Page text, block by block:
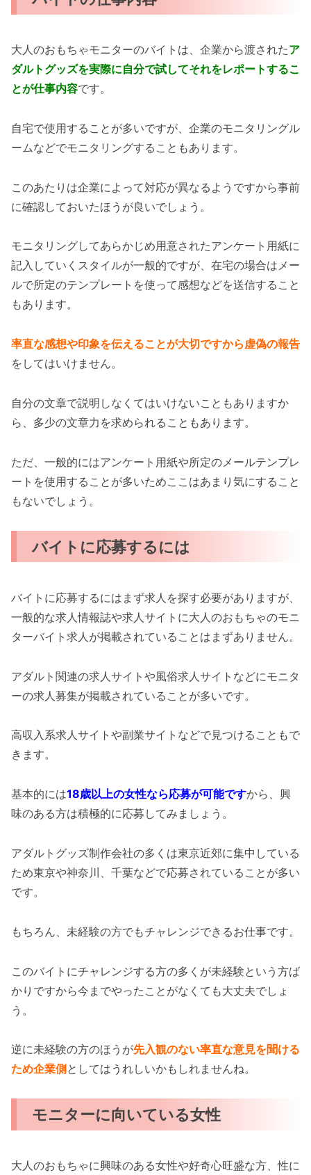
大人のおもちゃモニターのバイトは、企業から渡されたア
ダルトグッズを実際に自分で試してそれをレポートするこ
とが仕事内容です。
自宅で使用することが多いですが、企業のモニタリングル
ームなどでモニタリングすることもあります。
このあたりは企業によって対応が異なるようですから事前
に確認しておいたほうが良いでしょう。
モニタリングしてあらかじめ用意されたアンケート用紙に
記入していくスタイルが一般的ですが、在宅の場合はメー
ルで所定のテンプレートを使って感想などを送信すること
もあります。
率直な感想や印象を伝えることが大切ですから虚偽の報告
をしてはいけません。
自分の文章で説明しなくてはいけないこともありますか
ら、多少の文章力を求められることもあります。
ただ、一般的にはアンケート用紙や所定のメールテンプレ
ートを使用することが多いためここはあまり気にすること
もないでしょう。
バイトに応募するには
バイトに応募するにはまず求人を探す必要がありますが、
一般的な求人情報誌や求人サイトに大人のおもちゃのモニ
ターバイト求人が掲載されていることはまずありません。
アダルト関連の求人サイトや風俗求人サイトなどにモニタ
ーの求人募集が掲載されていることが多いです。
高収入系求人サイトや副業サイトなどで見つけることもで
きます。
基本的には18歳以上の女性なら応募が可能ですから、興
味のある方は積極的に応募してみましょう。
アダルトグッズ制作会社の多くは東京近郊に集中している
ため東京や神奈川、千葉などで応募されていることが多い
です。
もちろん、未経験の方でもチャレンジできるお仕事です。
このバイトにチャレンジする方の多くが未経験という方ば
かりですから今までやったことがなくても大丈夫でしょ
う。
逆に未経験の方のほうが先入観のない率直な意見を聞ける
ため企業側としてはうれしいかもしれませんね。
モニターに向いている女性
大人のおもちゃに興味のある女性や好奇心旺盛な方、性に